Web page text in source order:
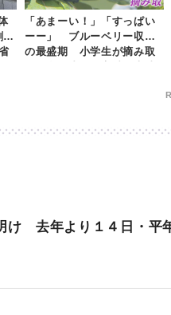
「あまーい！」「すっぱい
ーー」 ブルーベリー収穫
の最盛期 小学生が摘み取
け 去年より１４日・平